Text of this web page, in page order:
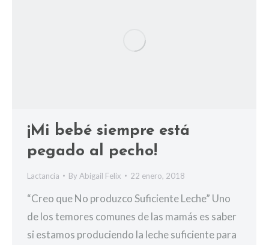
¡Mi bebé siempre está
pegado al pecho!
Lactancia By Abigail Felix 22 enero, 2018
“Creo que No produzco Suficiente Leche” Uno
de los temores comunes de las mamás es saber
si estamos produciendo la leche suficiente para